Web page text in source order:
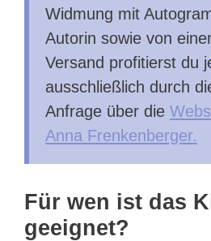
Widmung mit
Autorin sowie von
Versand profitierst du
ausschließlich durch
Anfrage über die
Anna Frenkenberger.
Für wen ist das
geeignet?